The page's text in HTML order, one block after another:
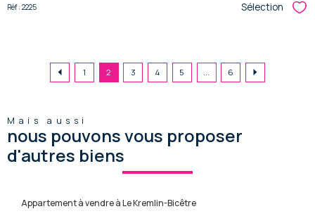
Réf : 2225 Sélection
1 2 3 4 5 ... 6
Mais aussi
nous pouvons vous proposer
d'autres biens
Appartement à vendre à Le Kremlin-Bicêtre